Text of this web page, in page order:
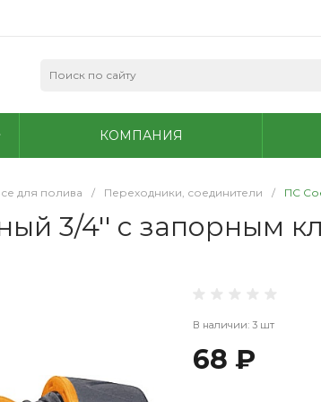
КОМПАНИЯ
для полива / Переходники, соединители / ПС
3/4'' с запорным
В наличии: 3 шт
68 ₽